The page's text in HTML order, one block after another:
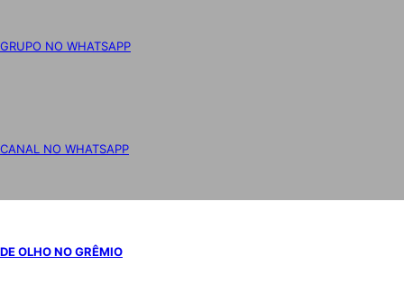
GRUPO NO WHATSAPP
CANAL NO WHATSAPP
DE OLHO NO GRÊMIO